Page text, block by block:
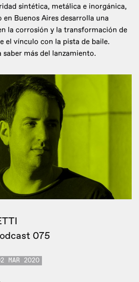
sintética, metálica e inorgánica,
Buenos Aires desarrolla una
la corrosión y la transformación de
el vínculo con la pista de baile.
saber más del lanzamiento.
075
MAR 2020